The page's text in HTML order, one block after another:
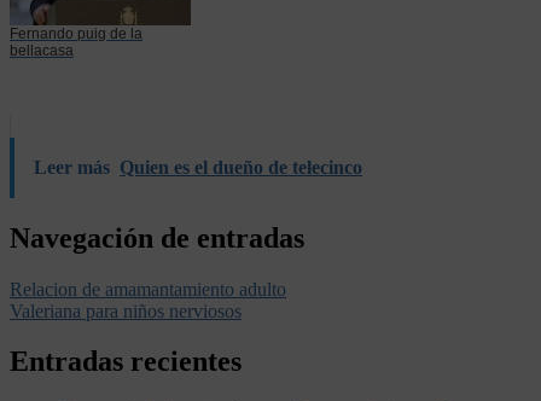
Fernando puig de la
bellacasa
Leer más Quien es el dueño de telecinco
Navegación de entradas
Relacion de amamantamiento adulto
Valeriana para niños nerviosos
Entradas recientes